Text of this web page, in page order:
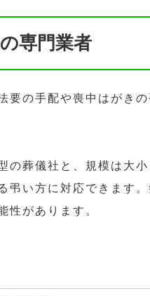
専門業者
要の手配や喪中はがき
の葬儀社と、規模は大
弔い方に対応できます
性があります。